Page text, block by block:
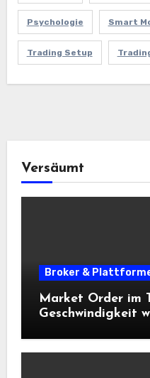
Psychologie Smart
Trading Setup
Versäumt
Broker &
Market Order im
Geschwindigkeit